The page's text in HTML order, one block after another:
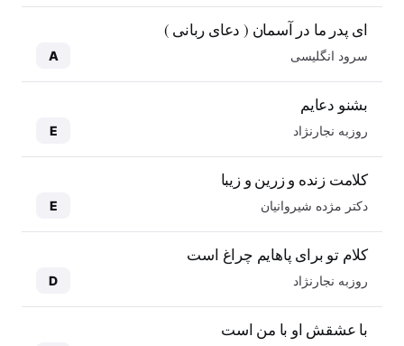
ای پدر ما در آسمان ( دعای ربانی )
سرود انگلیسی A
بشنو دعایم
روزبه نجارنژاد E
کلامت زنده و زرین و زیبا
دکتر مژده شیروانیان E
کلام تو برای پاهایم چراغ است
روزبه نجارنژاد D
با عشقش او با من است